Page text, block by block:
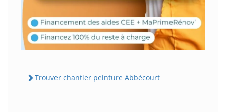
Trouver chantier peinture Abbécourt